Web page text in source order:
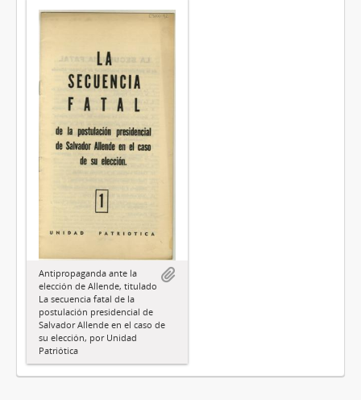
Antipropaganda ante la
elección de Allende, titulado
La secuencia fatal de la
postulación presidencial de
Salvador Allende en el caso de
su elección, por Unidad
Patriótica